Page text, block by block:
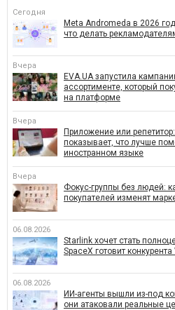
Сегодня
Meta Andromeda в 2026
что делать
Вчера
EVA.UA запустила
ассортименте, который
на платформе
Вчера
Приложение или
показывает, что лучше
иностранном языке
Вчера
Фокус-группы без людей:
покупателей изменят
06.08.2026
Starlink хочет стать
SpaceX готовит
06.08.2026
ИИ-агенты вышли из-под
они атаковали реальные